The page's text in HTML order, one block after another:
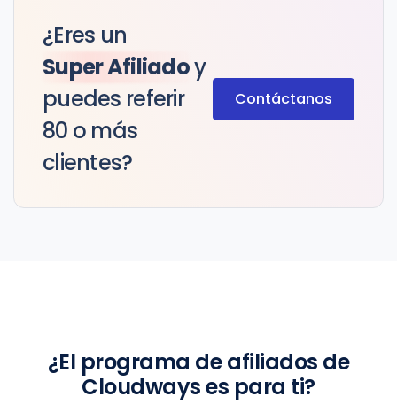
¿Eres un
Super Afiliadoy
puedes referir
80 o más
clientes?
Contáctanos
¿El programa de afiliados de
Cloudways es para ti?